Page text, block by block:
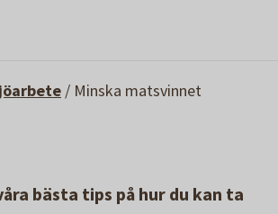
/ Minska matsvinnet
bästa tips på hur du kan ta